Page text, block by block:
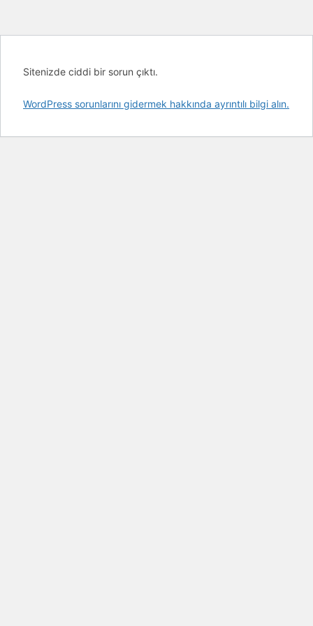
Sitenizde ciddi bir sorun çıktı.
WordPress sorunlarını gidermek hakkında ayrıntılı bilgi alın.